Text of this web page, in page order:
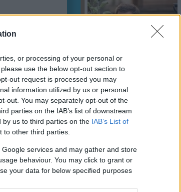
or processing of your personal or
use the below opt-out section to
out request is processed you may
information utilized by us or personal
out. You may separately opt-out of the
parties on the IAB’s list of downstream
by us to third parties on the IAB’s List of
to other third parties.
services and may gather and store
behaviour. You may click to grant or
your data for below specified purposes
ajánlani a
szerintem, és
tanácsok
málta gondozása
málna
termesztése
Kövessen Facebookon